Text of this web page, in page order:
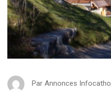
Par Annonces Infocatho